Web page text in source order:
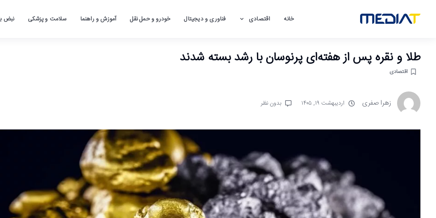
خانه اقتصادی فناوری و دیجیتال خودرو و حمل نقل آموزش و راهنما سلامت و پزشکی نبض
طلا و نقره پس از هفته‌ای پرنوسان با رشد بسته شدند
اقتصادی
زهرا صفری اردیبهشت ۱۹, ۱۴۰۵ بدون نظر